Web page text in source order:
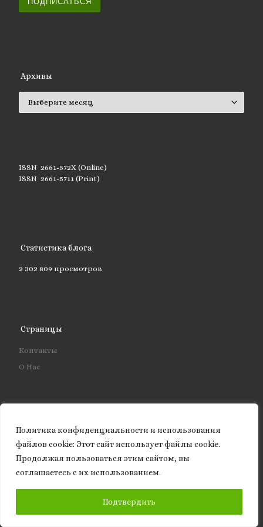
Политика конфиденциальности и использования
файлов сookie: Этот сайт использует файлы cookie.
Продолжая пользоваться этим сайтом, вы
соглашаетесь с их использованием.
Подтвердить
Архивы
ISSN 2661-572X (Online)
ISSN 2661-5711 (Print)
Статистика блога
2 302 809 просмотров
Страницы
Контакты
О Нас
Свежие записи
ЧЕЛОВЕК У РУБИЛЬНИКА. Техноутопия Илона Маска и
цена перехода в машинное будущее
АВТОРСКАЯ НАУКА КАК ИСТОРИЧЕСКАЯ ФОРМА
ПРОИЗВОДСТВА ЗНАНИЯ И ИНСТИТУЦИОНАЛЬНАЯ
Кто управляет выбором: рынок, внимание и власть